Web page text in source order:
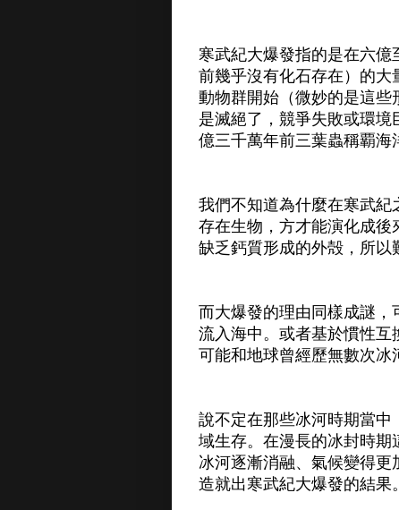
寒武紀大爆發指的是在六億
前幾乎沒有化石存在）的
動物群開始（微妙的是這
是滅絕了，競爭失敗或環
億三千萬年前三葉蟲稱覇海
我們不知道為什麼在寒武
存在生物，方才能演化成
缺乏鈣質形成的外殻，所以
而大爆發的理由同樣成謎
流入海中。或者基於慣性
可能和地球曾經歷無數次冰
說不定在那些冰河時期當
域生存。在漫長的冰封時期
冰河逐漸消融、氣候變得
造就出寒武紀大爆發的結果。